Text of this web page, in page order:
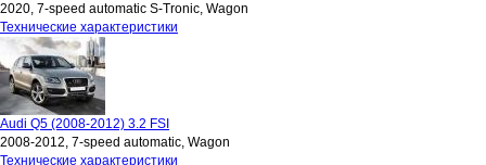
2020, 7-speed automatic S-Tronic, Wagon
Технические характеристики
Audi Q5 (2008-2012) 3.2 FSI
2008-2012, 7-speed automatic, Wagon
Технические характеристики